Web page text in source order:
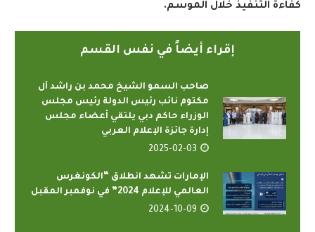
كفاءة التنفيذ خلال الموسم.
إقراء أيضاً في نفس القسم
صاحب السمو الشيخ محمد بن راشد آل
مكتوم نائب رئيس الدولة رئيس مجلس
الوزراء حاكم دبي يلتقي أعضاء مجلس
إدارة جائزة الإعلام العربي
2025-02-03
الإمارات تشهد انطلاق “الكونغرس
العالمي للإعلام 2024” في نوفمبر المقبل
2024-10-09